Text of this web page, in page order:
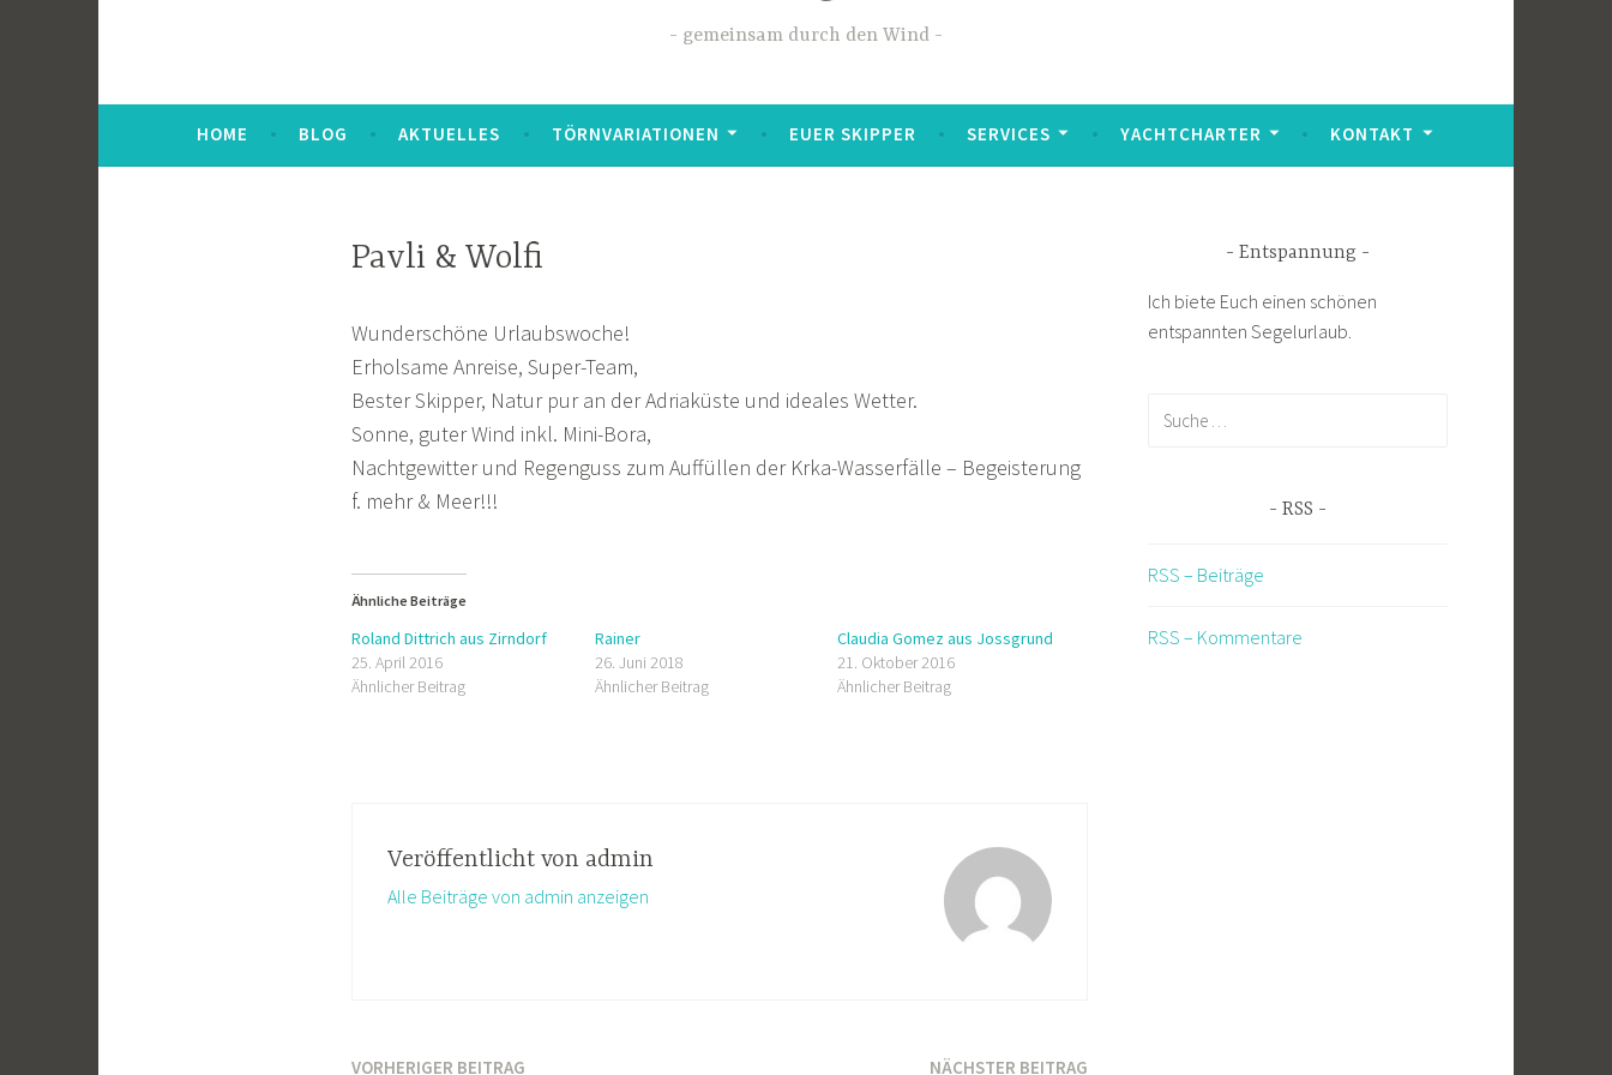
gemeinsam durch den Wind
HOME BLOG AKTUELLES TÖRNVARIATIONEN EUER SKIPPER SERVICES YACHTCHARTER KONTAKT
Pavli & Wolfi
Wunderschöne Urlaubswoche!
Erholsame Anreise, Super-Team,
Bester Skipper, Natur pur an der Adriaküste und ideales Wetter.
Sonne, guter Wind inkl. Mini-Bora,
Nachtgewitter und Regenguss zum Auffüllen der Krka-Wasserfälle – Begeisterung
f. mehr & Meer!!!
Ähnliche Beiträge
Roland Dittrich aus Zirndorf
25. April 2016
Ähnlicher Beitrag
Rainer
26. Juni 2018
Ähnlicher Beitrag
Claudia Gomez aus Jossgrund
21. Oktober 2016
Ähnlicher Beitrag
Veröffentlicht von admin
Alle Beiträge von admin anzeigen
VORHERIGER BEITRAG NÄCHSTER BEITRAG
Entspannung
Ich biete Euch einen schönen
entspannten Segelurlaub.
RSS
RSS – Beiträge
RSS – Kommentare